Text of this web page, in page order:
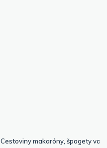
Cestoviny makaróny, špagety